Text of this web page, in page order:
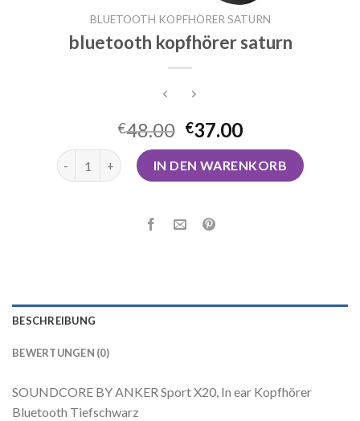
BLUETOOTH KOPFHÖRER SATURN
bluetooth kopfhörer saturn
€48.00 €37.00
bluetooth kopfhörer saturn Menge
IN DEN WARENKORB
BESCHREIBUNG
BEWERTUNGEN (0)
SOUNDCORE BY ANKER Sport X20, In ear Kopfhörer
Bluetooth Tiefschwarz